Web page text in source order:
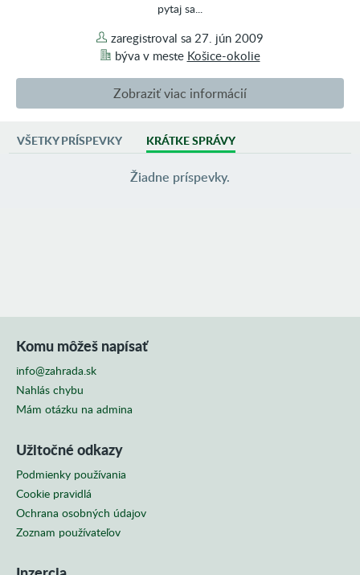
pytaj sa...
zaregistroval sa 27. jún 2009
býva v meste Košice-okolie
Zobraziť viac informácií
AKTIVITA
0 príspevkov vo fotoblogoch
VŠETKY PRÍSPEVKY KRÁTKE SPRÁVY
Žiadne príspevky.
Komu môžeš napísať
info@zahrada.sk
Nahlás chybu
Mám otázku na admina
Užitočné odkazy
Podmienky používania
Cookie pravidlá
Ochrana osobných údajov
Zoznam používateľov